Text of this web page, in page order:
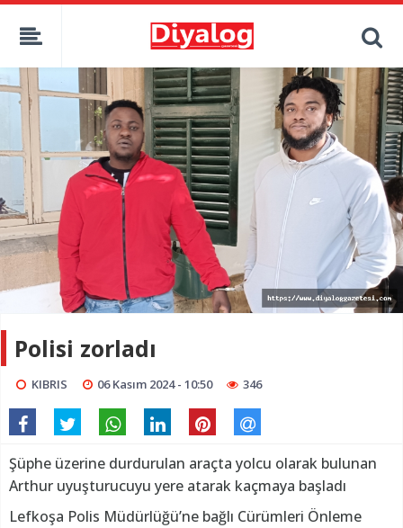
Polisi zorladı
KIBRIS 06 Kasım 2024 - 10:50 346
Şüphe üzerine durdurulan araçta yolcu olarak bulunan
Arthur uyuşturucuyu yere atarak kaçmaya başladı
Lefkoşa Polis Müdürlüğü’ne bağlı Cürümleri Önleme